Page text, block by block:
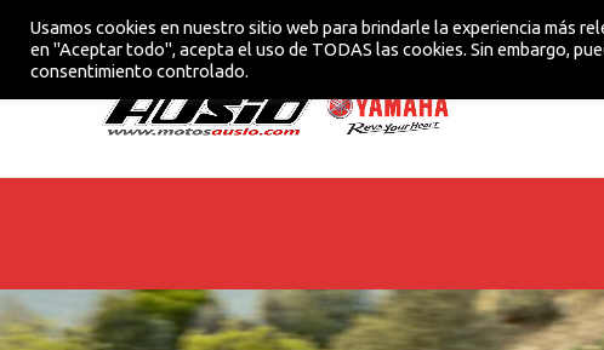
CONCESIONARIO OFICIAL YAMAHA EN VIC
Usamos cookies en nuestro sitio web para brindarle la experiencia más
en "Aceptar todo", acepta el uso de TODAS las cookies. Sin embargo,
consentimiento controlado.